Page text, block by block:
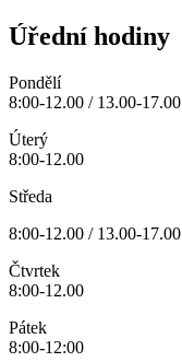
Úřední hodiny
Pondělí
8:00-12.00 / 13.00-17.00
Úterý
8:00-12.00
Středa
8:00-12.00 / 13.00-17.00
Čtvrtek
8:00-12.00
Pátek
8:00-12:00